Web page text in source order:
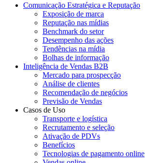
Comunicação Estratégica e Reputação
Exposição de marca
Reputação nas mídias
Benchmark do setor
Desempenho das ações
Tendências na mídia
Bolhas de informação
Inteligência de Vendas B2B
Mercado para prospecção
Análise de clientes
Recomendação de negócios
Previsão de Vendas
Casos de Uso
Transporte e logística
Recrutamento e seleção
Ativação de PDVs
Benefícios
Tecnologias de pagamento online